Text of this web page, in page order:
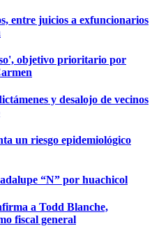
entre juicios a exfuncionarios
objetivo prioritario por
y desalojo de vecinos
un riesgo epidemiológico
“N” por huachicol
a Todd Blanche,
fiscal general